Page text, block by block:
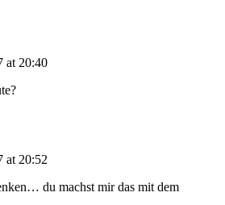
at 20:40
at 20:52
du machst mir das mit dem